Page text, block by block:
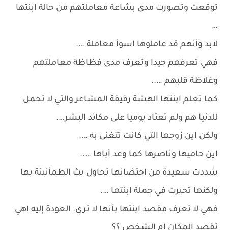
توقعت وتصورت مدى بشاعة معاملتهم من حالة ابنتها
…
لابد وأنهم قد عاملوها اسوأ معاملة ….
فهي تعرفهم جيدا وتعرف مدى فظاظة معاملتهم
وغلاظة قلبهم …..
كما تعلم ابنتها الهشة رقيقة المشاعر والتي لا تحمل
للدنيا هم ولم تعتاد يوميا على مكائد البشر….
ولكن اين زوجها التي كانت تتغنى به ….
اين حاميها وناصرها كما وعد أباها …..
شددت سعيدة من احتضانها تحاول بث الطمأنينة بها
ولكنها تحيرت في جملة ابنتها ….
فهي لا تعرف مقصد ابنتها بأنها لا تري. العودة إليه اهي
تقصد المكان ام الشخص ؟؟